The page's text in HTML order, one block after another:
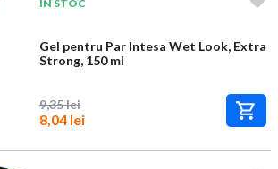
IN STOC
Gel pentru Par Intesa Wet Look, Extra
Strong, 150 ml
9,35 lei
8,04 lei